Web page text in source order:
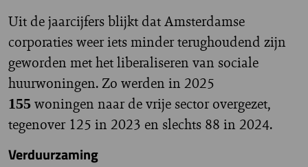
Uit de jaarcijfers blijkt dat Amsterdamse
corporaties weer iets minder terughoudend zijn
geworden met het liberaliseren van sociale
huurwoningen. Zo werden in 2025
155 woningen naar de vrije sector overgezet,
tegenover 125 in 2023 en slechts 88 in 2024.
Verduurzaming